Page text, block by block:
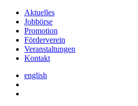
Aktuelles
Jobbörse
Promotion
Förderverein
Veranstaltungen
Kontakt
english